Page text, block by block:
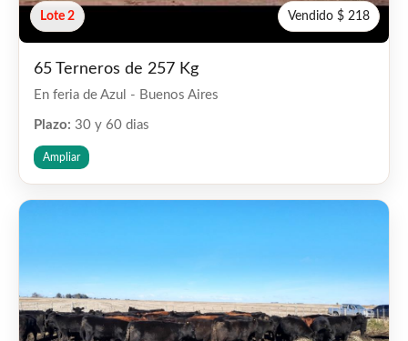
Lote 2 Vendido $ 218
65 Terneros de 257 Kg
En feria de Azul - Buenos Aires
Plazo: 30 y 60 dias
Ampliar